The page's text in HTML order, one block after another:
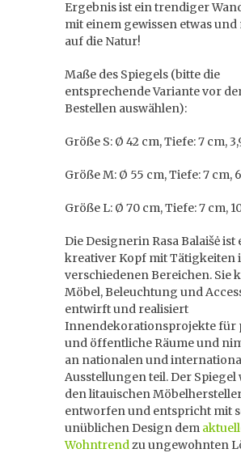
Ergebnis ist ein trendiger
mit einem gewissen etwas
auf die Natur!
Maße des Spiegels (bitte die
entsprechende Variante vor
Bestellen auswählen):
Größe S: Ø 42 cm, Tiefe: 7 cm,
Größe M: Ø 55 cm, Tiefe: 7 cm,
Größe L: Ø 70 cm, Tiefe: 7 cm,
Die Designerin Rasa Balaišė ist
kreativer Kopf mit Tätigkeiten
verschiedenen Bereichen. Sie
Möbel, Beleuchtung und
entwirft und realisiert
Innendekorationsprojekte für
und öffentliche Räume und
an nationalen und
Ausstellungen teil. Der
den litauischen
entworfen und entspricht mit
unüblichen Design dem
Wohntrendzu ungewohnten